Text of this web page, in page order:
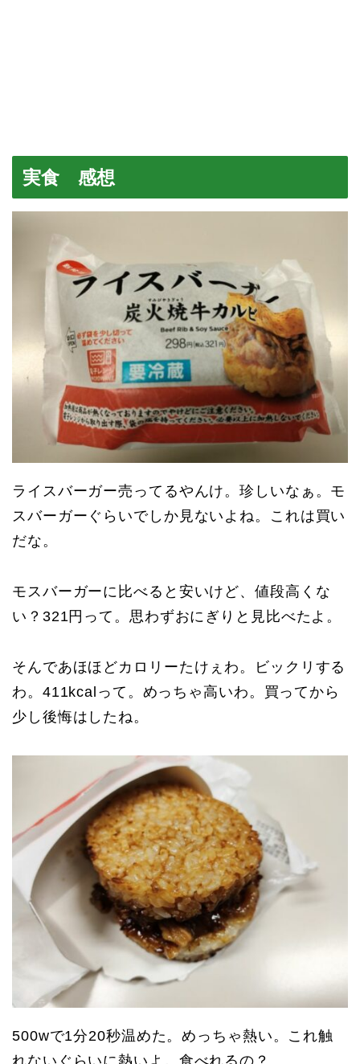
実食 感想
ライスバーガー売ってるやんけ。珍しいなぁ。モ
スバーガーぐらいでしか見ないよね。これは買い
だな。
モスバーガーに比べると安いけど、値段高くな
い？321円って。思わずおにぎりと見比べたよ。
そんであほほどカロリーたけぇわ。ビックリする
わ。411kcalって。めっちゃ高いわ。買ってから
少し後悔はしたね。
500wで1分20秒温めた。めっちゃ熱い。これ触
れないぐらいに熱いよ。食べれるの？